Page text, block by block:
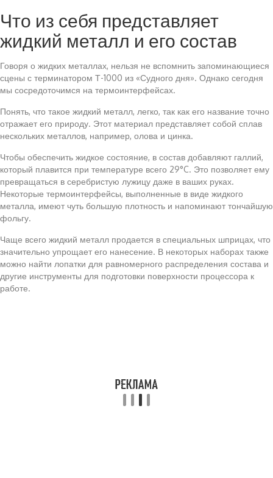
Что из себя представляет
жидкий металл и его состав
Говоря о жидких металлах, нельзя не вспомнить запоминающиеся
сцены с терминатором Т-1000 из «Судного дня». Однако сегодня
мы сосредоточимся на термоинтерфейсах.
Понять, что такое жидкий металл, легко, так как его название точно
отражает его природу. Этот материал представляет собой сплав
нескольких металлов, например, олова и цинка.
Чтобы обеспечить жидкое состояние, в состав добавляют галлий,
который плавится при температуре всего 29°C. Это позволяет ему
превращаться в серебристую лужицу даже в ваших руках.
Некоторые термоинтерфейсы, выполненные в виде жидкого
металла, имеют чуть большую плотность и напоминают тончайшую
фольгу.
Чаще всего жидкий металл продается в специальных шприцах, что
значительно упрощает его нанесение. В некоторых наборах также
можно найти лопатки для равномерного распределения состава и
другие инструменты для подготовки поверхности процессора к
работе.